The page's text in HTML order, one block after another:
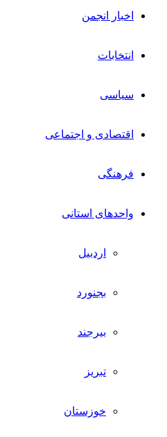
اخبار انجمن
انتخابات
سیاسی
اقتصادی و اجتماعی
فرهنگی
واحدهای استانی
اردبیل
بجنورد
بیرجند
تبریز
خوزستان